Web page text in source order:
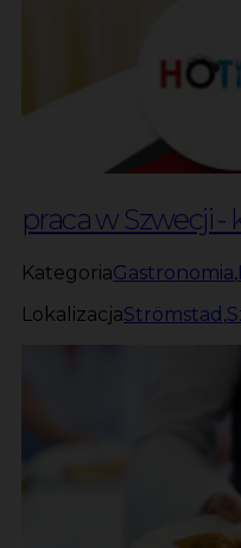
praca w Szwecji
KategoriaGastronomia,
LokalizacjaStrömstad ,